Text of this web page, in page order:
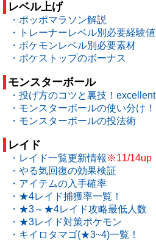
レベル上げ
・ポッポマラソン解説
・トレーナーレベル別必要経験値
・ポケモンレベル別必要素材
・ポケストップのボーナス
モンスターボール
・投げ方のコツと裏技！excellent
・モンスターボールの使い分け！
・モンスターボールの投法術
レイド
・レイド一覧更新情報 ※11/14up
・やる気回復の効果検証
・アイテムの入手確率
・★4レイド捕獲率一覧！
・★3～★4レイド攻略最低人数
・★3レイド対策ポケモン
・キイロタマゴ(★3~4)一覧！